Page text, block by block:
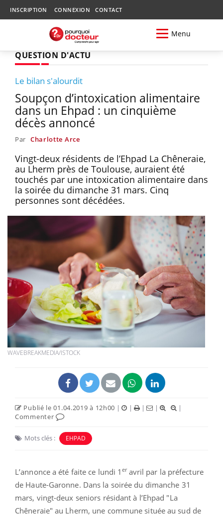
INSCRIPTION CONNEXION CONTACT
Menu
QUESTION D'ACTU
Le bilan s'alourdit
Soupçon d’intoxication alimentaire
dans un Ehpad : un cinquième
décès annoncé
Par Charlotte Arce
Vingt-deux résidents de l’Ehpad La Chêneraie,
au Lherm près de Toulouse, auraient été
touchés par une intoxication alimentaire dans
la soirée du dimanche 31 mars. Cinq
personnes sont décédées.
WAVEBREAKMEDIA/ISTOCK
Publié le 01.04.2019 à 12h00 | | | |
|
Commenter
Mots clés : EHPAD
L’annonce a été faite ce lundi 1er avril par la préfecture
de Haute-Garonne. Dans la soirée du dimanche 31
mars, vingt-deux seniors résidant à l’Ehpad "La
Chêneraie" au Lherm, une commune située au sud de